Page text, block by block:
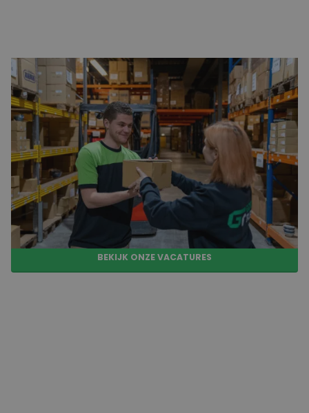
Aan het werk in ’s-Gravenzande
Werken in ’s-Gravenzande betekent werken in een
omgeving waar ontwikkeling en samenwerking centraal
staan. Via GoodFlex kom je terecht bij bedrijven die waarde
hechten aan duidelijke processen en een prettige
werksfeer. Je krijgt de kans om jouw talenten verder te
ontwikkelen, ongeacht of je net begint of al ervaring hebt
opgebouwd. Bovendien word je goed begeleid, zodat je
snel je plek vindt binnen het team en met vertrouwen aan
de slag gaat.
BEKIJK ONZE VACATURES